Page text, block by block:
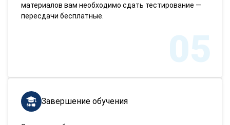
материалов вам необходимо сдать тестирование —
пересдачи бесплатные.
05
Завершение обучения